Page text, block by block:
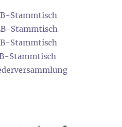
Stammtisch
Stammtisch
Stammtisch
Stammtisch